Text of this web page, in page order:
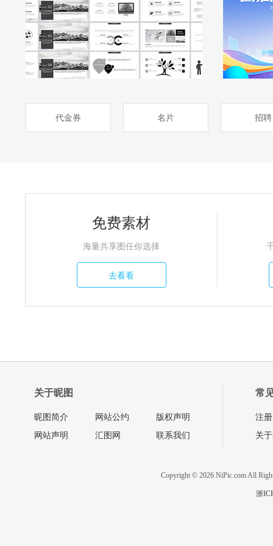
代金券 名片 招聘
免费素材
海量共享图任你选择
去看看
关于昵图
昵图简介
网站声明
网站公约
汇图网
版权声明
联系我们
常
注册
关
Copyright © 2026 NiPic.com All
浙